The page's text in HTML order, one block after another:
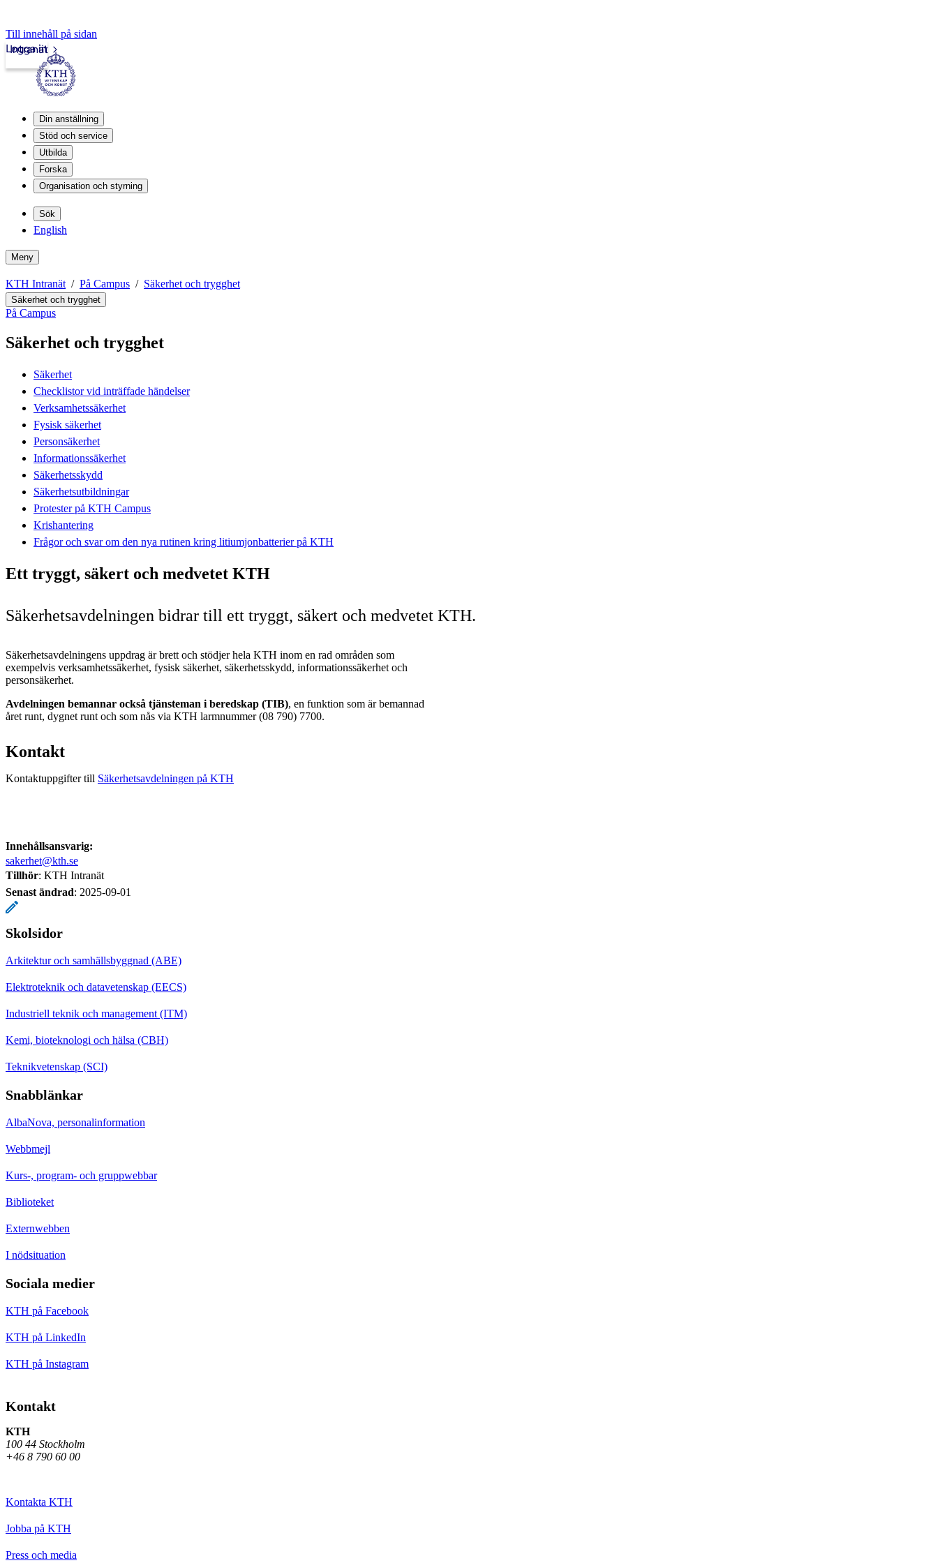
Till innehåll på sidan
Intranät
Logga in
Din anställning
Stöd och service
Utbilda
Forska
Organisation och styrning
Sök
English
Meny
KTH Intranät På Campus Säkerhet och trygghet
Säkerhet och trygghet
På Campus
Säkerhet och trygghet
Säkerhet
Checklistor vid inträffade händelser
Verksamhetssäkerhet
Fysisk säkerhet
Personsäkerhet
Informationssäkerhet
Säkerhetsskydd
Säkerhetsutbildningar
Protester på KTH Campus
Krishantering
Frågor och svar om den nya rutinen kring litiumjonbatterier på KTH
Ett tryggt, säkert och medvetet KTH
Säkerhetsavdelningen bidrar till ett tryggt, säkert och medvetet KTH.
Säkerhetsavdelningens uppdrag är brett och stödjer hela KTH inom en rad områden som
exempelvis verksamhetssäkerhet, fysisk säkerhet, säkerhetsskydd, informationssäkerhet och
personsäkerhet.
Avdelningen bemannar också tjänsteman i beredskap (TIB), en funktion som är bemannad
året runt, dygnet runt och som nås via KTH larmnummer (08 790) 7700.
Kontakt
Kontaktuppgifter till Säkerhetsavdelningen på KTH
Innehållsansvarig:
sakerhet@kth.se
Tillhör: KTH Intranät
Senast ändrad: 2025-09-01
Skolsidor
Arkitektur och samhällsbyggnad (ABE)
Elektroteknik och datavetenskap (EECS)
Industriell teknik och management (ITM)
Kemi, bioteknologi och hälsa (CBH)
Teknikvetenskap (SCI)
Snabblänkar
AlbaNova, personalinformation
Webbmejl
Kurs-, program- och gruppwebbar
Biblioteket
Externwebben
I nödsituation
Sociala medier
KTH på Facebook
KTH på LinkedIn
KTH på Instagram
Kontakt
KTH
100 44 Stockholm
+46 8 790 60 00
Kontakta KTH
Jobba på KTH
Press och media